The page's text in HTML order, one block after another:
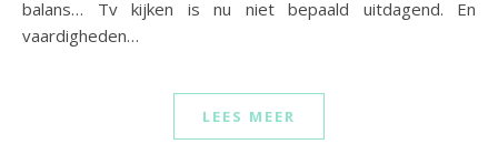
balans… Tv kijken is nu niet bepaald uitdagend. En
vaardigheden…
LEES MEER